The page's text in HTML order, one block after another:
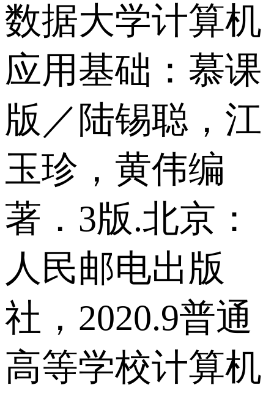
数据大学计算机
应用基础：慕课
版／陆锡聪，江
玉珍，黄伟编
著．3版.北京：
人民邮电出版
社，2020.9普通
高等学校计算机